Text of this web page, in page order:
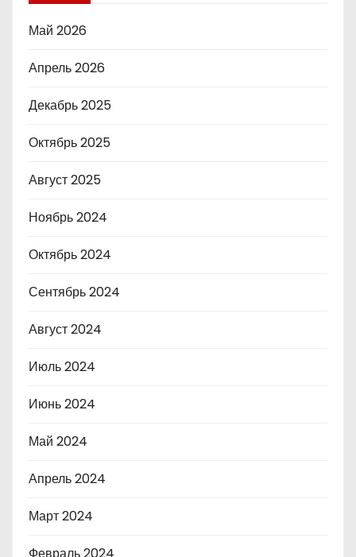
Май 2026
Апрель 2026
Декабрь 2025
Октябрь 2025
Август 2025
Ноябрь 2024
Октябрь 2024
Сентябрь 2024
Август 2024
Июль 2024
Июнь 2024
Май 2024
Апрель 2024
Март 2024